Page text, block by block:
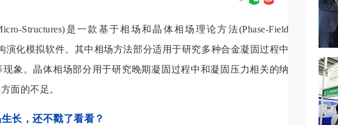
Structures)是一款基于相场和晶体相场理论方法(Phase-Field
演化模拟软件。其中相场方法部分适用于研究多种合金凝固过程中
象。晶体相场部分用于研究晚期凝固过程中和凝固压力相关的纳
面的不足。
长，还不戳了看看？